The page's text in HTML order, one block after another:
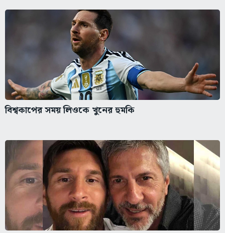
বিশ্বকাপের সময় লিওকে খুনের হুমকি